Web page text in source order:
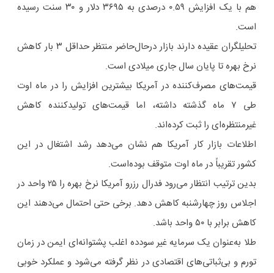
هم با یک افزایش ۰.۵۹ درصدی به ۳۶۹۵ دلار و ۳۰ سنت رسیده
است.
تحلیلگران عقیده دارند بازار درحال‌حاضر منتظر حداقل ۳ بار کاهش
نرخ بهره تا پایان سال جاری میلادی است.
قیمت‌های مصرف‌کننده در آمریکا بیشترین افزایش را در ماه اوت
طی ۷ ماه گذشته داشته، اما قیمت‌های تولیدکننده کاهش
غیرمنتظره‌ای را ثبت کرده‌اند.
اطلاعات بازار کار آمریکا هم نشان می‌دهد رشد اشتغال در این
کشور تقریباً در ماه اوت متوقف بوده‌است.
بدین ترتیب انتظار می‌رود فدرال رزرو آمریکا نرخ بهره را ۲۵ واحد در
اجلاس روز چهارشنبه کاهش دهد. برخی حتی احتمال می‌دهند این
کاهش برابر با ۵۰ واحد باشد.
طلا به‌عنوان یک سرمایه غیر سودده اغلب پشتوانه‌ای ایمن در زمان
تورم و بی‌ثباتی‌های اقتصادی در نظر گرفته می‌شود و عملکرد خوبی